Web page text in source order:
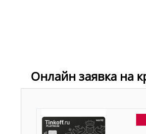
Онлайн заявка на